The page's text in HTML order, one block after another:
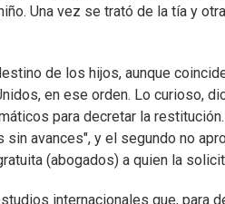
Una vez se trató de la tía y
de los hijos, aunque
en ese orden. Lo curioso,
para decretar la
avances", y el segundo no
(abogados) a quien la
internacionales que, para